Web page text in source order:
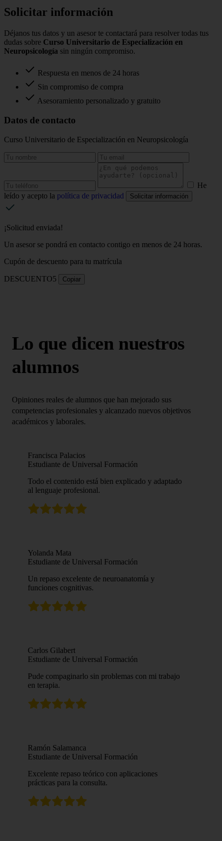
Solicitar información
Déjanos tus datos y un asesor te contactará para resolver todas tus
dudas sobre Curso Universitario de Especialización en
Neuropsicología sin ningún compromiso.
Respuesta en menos de 24 horas
Sin compromiso de compra
Asesoramiento personalizado y gratuito
Datos de contacto
Curso Universitario de Especialización en Neuropsicología
He
leído y acepto la política de privacidad Solicitar información
¡Solicitud enviada!
Un asesor se pondrá en contacto contigo en menos de 24 horas.
Cupón de descuento para tu matrícula
DESCUENTO5 Copiar
Lo que dicen nuestros
alumnos
Opiniones reales de alumnos que han mejorado sus
competencias profesionales y alcanzado nuevos objetivos
académicos y laborales.
Francisca Palacios
Estudiante de Universal Formación
Todo el contenido está bien explicado y adaptado
al lenguaje profesional.
Yolanda Mata
Estudiante de Universal Formación
Un repaso excelente de neuroanatomía y
funciones cognitivas.
Carlos Gilabert
Estudiante de Universal Formación
Pude compaginarlo sin problemas con mi trabajo
en terapia.
Ramón Salamanca
Estudiante de Universal Formación
Excelente repaso teórico con aplicaciones
prácticas para la consulta.